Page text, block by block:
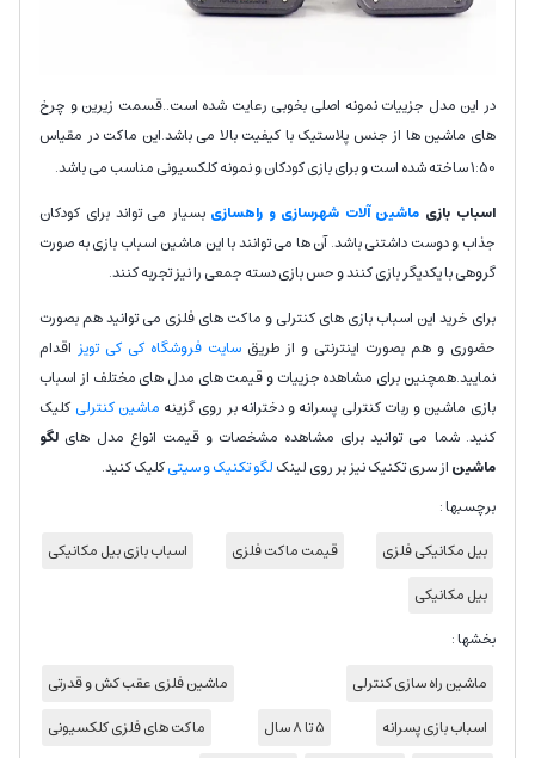
در این مدل جزییات نمونه اصلی بخوبی رعایت شده است..قسمت زیرین و چرخ
های ماشین ها از جنس پلاستیک با کیفیت بالا می باشد.این ماکت در مقیاس
1:50 ساخته شده است و برای بازی کودکان و نمونه کلکسیونی مناسب می باشد.
اسباب بازی ماشین آلات شهرسازی و راهسازی بسیار می تواند برای کودکان
جذاب و دوست داشتنی باشد. آن ها می توانند با این ماشین اسباب بازی به صورت
گروهی با یکدیگر بازی کنند و حس بازی دسته جمعی را نیز تجربه کنند.
برای خرید این اسباب بازی های کنترلی و ماکت های فلزی می توانید هم بصورت
حضوری و هم بصورت اینترنتی و از طریق سایت فروشگاه کی کی تویز اقدام
نمایید.همچنین برای مشاهده جزییات و قیمت های مدل های مختلف از اسباب
بازی ماشین و ربات کنترلی پسرانه و دخترانه بر روی گزینه ماشین کنترلی کلیک
کنید. شما می توانید برای مشاهده مشخصات و قیمت انواع مدل های لگو
ماشیناز سری تکنیک نیز بر روی لینکلگو تکنیک و سیتیکلیک کنید.
برچسبها :
بیل مکانیکی فلزی
قیمت ماکت فلزی
اسباب بازی بیل مکانیکی
بیل مکانیکی
بخشها :
ماشین راه سازی کنترلی
ماشین فلزی عقب کش و قدرتی
اسباب بازی پسرانه
5 تا 8 سال
ماکت های فلزی کلکسیونی